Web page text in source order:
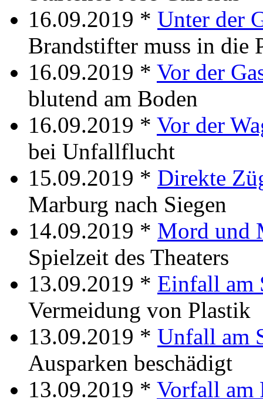
16.09.2019 * Unter der
Brandstifter muss in die
16.09.2019 * Vor der
blutend am Boden
16.09.2019 * Vor der
bei Unfallflucht
15.09.2019 * Direkte
Marburg nach Siegen
14.09.2019 * Mord und
Spielzeit des Theaters
13.09.2019 * Einfall am
Vermeidung von Plastik
13.09.2019 * Unfall am
Ausparken beschädigt
13.09.2019 * Vorfall am